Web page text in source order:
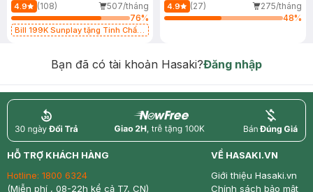
4.9 (108)
507/tháng
76%
Bill 199K Sunplay tặng Tinh Chất
4.9 (27)
275/tháng
48%
Bạn đã có tài khoản Hasaki?Đăng nhập
return nowfree price
HỖ TRỢ KHÁCH HÀNG
Hotline: 1800 6324
(Miễn phí , 08-22h kể cả T7, CN)
VỀ HASAKI.VN
Giới thiệu Hasaki.vn
Chính sách bảo mật